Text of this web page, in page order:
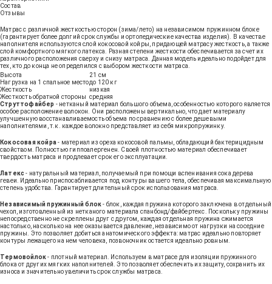
Состав
Отзывы
Матрас с различной жесткостью сторон (зима/лето) на независимом пружинном блоке
(гарантирует более долгий срок службы и ортопедические качества изделия). В качестве
наполнителя используются слой кокосовой койры, придающей матрасу жесткость, а также
слой комфортного мягкого латекса. Разная степени жесткости обеспечивается за счет их
различного расположения сверху и снизу матраса. Данная модель идеально подойдет для
тех, кто до конца не определился с выбором жесткости матраса.
Высота
21 см
Нагрузка на 1 спальное местодо 120 кг
Жесткость
низкая
Жесткость обратной стороны средняя
Струттофайбер - нетканый материал большого объема, особенностью которого является
особое расположение волокон. Они расположены вертикально, что дает материалу
улучшенную восстанавливаемость объема по сравнению с более дешевыми
наполнителями, т.к. каждое волокно представляет из себя микропружинку.
Кокосовая койра- материал из ореха кокосовой пальмы, обладающий бактерицидным
свойством. Полностью гиппоалергенен. Своей плотностью материал обеспечивает
твердость матраса и продлевает срок его эксплуатации.
Латекс - натуральный материал, получаемый при помощи вспенивания сока дерева
гевеи. Идеально приспосабливается под контуры вашего тела, обеспечивая максимальную
степень удобства. Гарантирует длительный срок использования матраса.
Независимый пружинный блок- блок, каждая пружина которого заключена в отдельный
чехол, изготовленный из нетканого материала спанбонд/файбертекс. Поскольку пружины
непосредственно не скреплены друг с другом, каждая отдельная пружина сжимается
настолько, насколько на нее оказывается давление, независимо от нагрузки на соседние
пружины. Это позволяет добиться анатомического эффекта: матрас идеально повторяет
контуры лежащего на нем человека, позвоночник остается идеально ровным.
Термовойлок- плотный материал. Используем в матрасе для изоляции пружинного
блока от других мягких наполнителей. Это позволяет обеспечить их защиту, сохранить их
износа и значительно увеличить срок службы матраса.